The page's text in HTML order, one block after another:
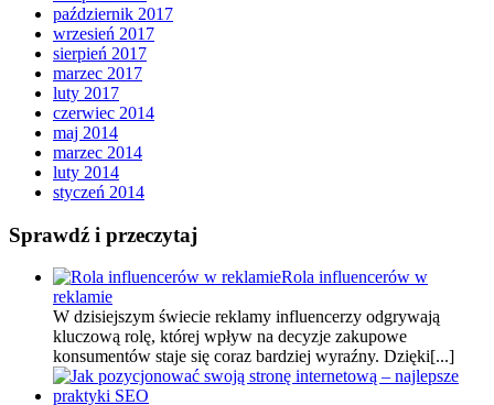
październik 2017
wrzesień 2017
sierpień 2017
marzec 2017
luty 2017
czerwiec 2014
maj 2014
marzec 2014
luty 2014
styczeń 2014
Sprawdź i przeczytaj
Rola influencerów w
reklamie
W dzisiejszym świecie reklamy influencerzy odgrywają
kluczową rolę, której wpływ na decyzje zakupowe
konsumentów staje się coraz bardziej wyraźny. Dzięki[...]